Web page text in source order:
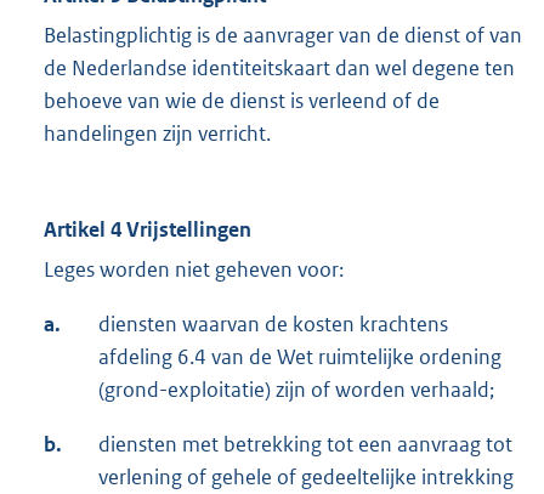
Belastingplichtig is de aanvrager van de dienst of van
de Nederlandse identiteitskaart dan wel degene ten
behoeve van wie de dienst is verleend of de
handelingen zijn verricht.
Artikel 4 Vrijstellingen
Leges worden niet geheven voor:
a.
diensten waarvan de kosten krachtens
afdeling 6.4 van de Wet ruimtelijke ordening
(grond-exploitatie) zijn of worden verhaald;
b.
diensten met betrekking tot een aanvraag tot
verlening of gehele of gedeeltelijke intrekking